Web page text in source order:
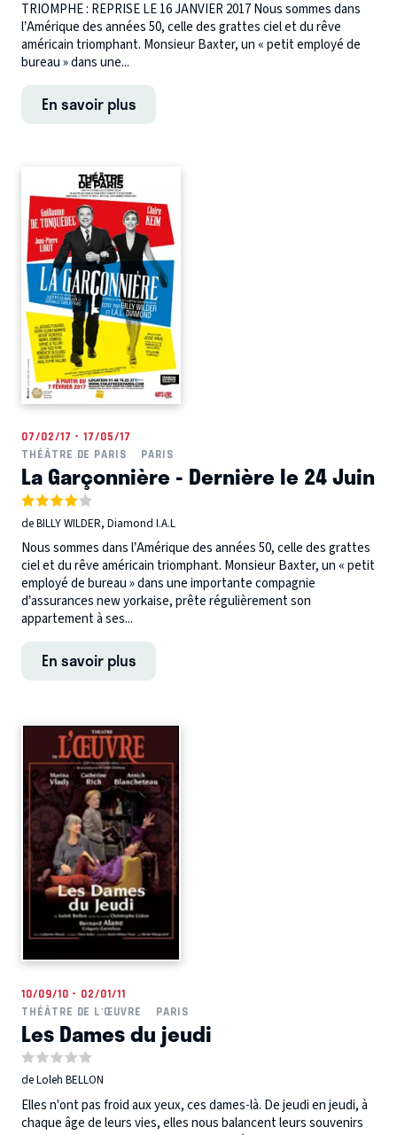
TRIOMPHE : REPRISE LE 16 JANVIER 2017 Nous sommes dans
l’Amérique des années 50, celle des grattes ciel et du rêve
américain triomphant. Monsieur Baxter, un « petit employé de
bureau » dans une...
En savoir plus
07/02/17 - 17/05/17
THÉÂTRE DE PARIS
PARIS
La Garçonnière - Dernière le 24 Juin
de BILLY WILDER, Diamond I.A.L
Nous sommes dans l’Amérique des années 50, celle des grattes
ciel et du rêve américain triomphant. Monsieur Baxter, un « petit
employé de bureau » dans une importante compagnie
d’assurances new yorkaise, prête régulièrement son
appartement à ses...
En savoir plus
10/09/10 - 02/01/11
THÉÂTRE DE L'ŒUVRE
PARIS
Les Dames du jeudi
de Loleh BELLON
Elles n'ont pas froid aux yeux, ces dames-là. De jeudi en jeudi, à
chaque âge de leurs vies, elles nous balancent leurs souvenirs